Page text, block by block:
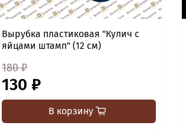
Вырубка пластиковая "Кулич с
яйцами штамп" (12 см)
180 ₽
130 ₽
В корзину